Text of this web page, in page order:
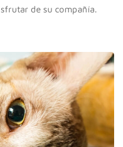
de su compañía.